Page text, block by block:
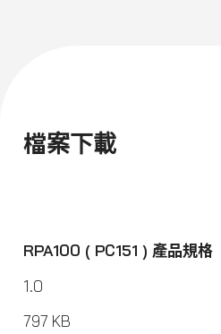
檔案下載
RPA100 ( PC151 ) 產品規格
1.0
797 KB